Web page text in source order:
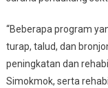
“Beberapa program
turap, talud, dan
peningkatan dan
Simokmok, serta